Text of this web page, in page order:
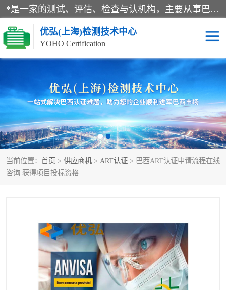
*是一家的测试、评估、检查与认机构，主要从事巴西NR10认证、NR12认证、NR13认证；ANATEL认证、INMTRO认证，欧盟CE认证：MD认证，PED认证，MID认证，ATEX认证，德国蓝色天使认证。
优弘(上海)检测技术中心
YOHO Certification
当前位置： 首页 > 供应商机 > ART认证 > 巴西ART认证申请流程在线
咨询 获得项目投标资格
RECYCLASS认证 NR10认证
NR12认证 NR13认证
ART认证 巴西NR认证
巴西认证 RETIE认证